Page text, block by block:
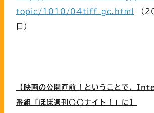
topic/1010/04tiff_gc.html （
日）
【映画の公開直前！ということで、
番組「ほぼ週刊○○ナイト！」に】